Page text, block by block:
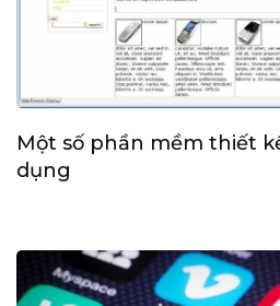
Một số phần mềm thiết
dụng